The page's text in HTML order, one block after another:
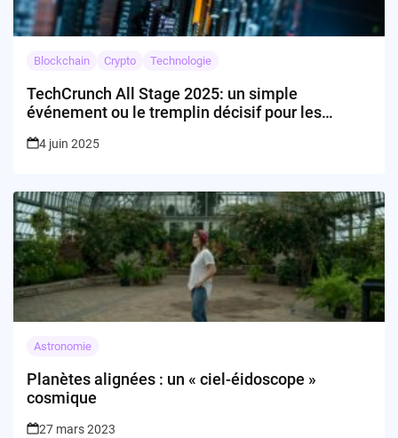
Blockchain Crypto Technologie
TechCrunch All Stage 2025: un simple
événement ou le tremplin décisif pour les
4 juin 2025
Astronomie
Planètes alignées : un « ciel-éidoscope »
cosmique
27 mars 2023